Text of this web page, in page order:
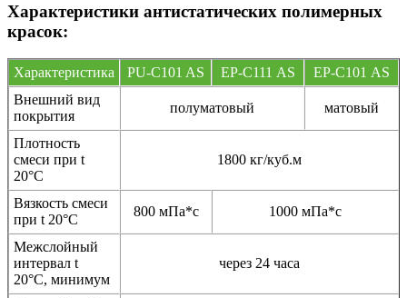
Характеристики антистатических полимерных
красок:
Характеристика PU-C101 AS EP-С111 AS
EP-С101 AS
Внешний вид
покрытия
полуматовый матовый
Плотность
смеси при t
20°C
1800 кг/куб.м
Вязкость смеси
при t 20°С
800 мПа*с 1000 мПа*с
Межслойный
интервал t
20°С, минимум
через 24 часа